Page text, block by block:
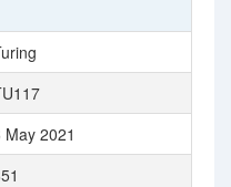
May 2021